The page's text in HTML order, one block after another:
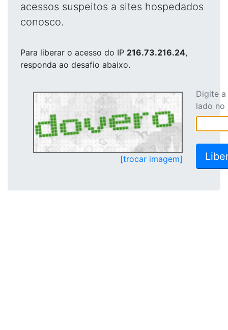
acessos suspeitos a sites hospedados
conosco.
Para liberar o acesso do IP 216.73.216.24,
responda ao desafio abaixo.
[trocar imagem]
Digite
lado no